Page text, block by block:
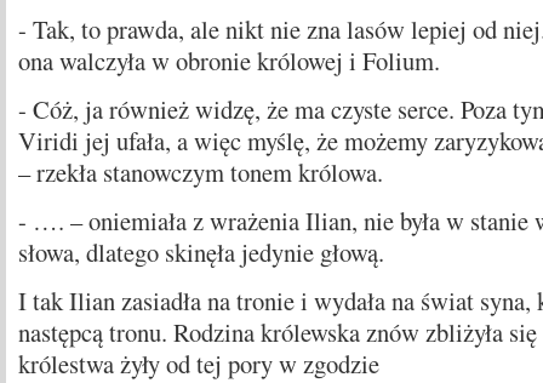
- Tak, to prawda, ale nikt nie zna lasów lepiej od
ona walczyła w obronie królowej i Folium.
- Cóż, ja również widzę, że ma czyste serce. Poza
Viridi jej ufała, a więc myślę, że możemy
– rzekła stanowczym tonem królowa.
- …. – oniemiała z wrażenia Ilian, nie była w stanie
słowa, dlatego skinęła jedynie głową.
I tak Ilian zasiadła na tronie i wydała na świat syna,
następcą tronu. Rodzina królewska znów zbliżyła
królestwa żyły od tej pory w zgodzie